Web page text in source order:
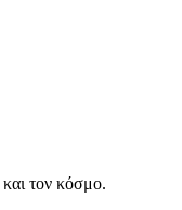
τον κόσμο.